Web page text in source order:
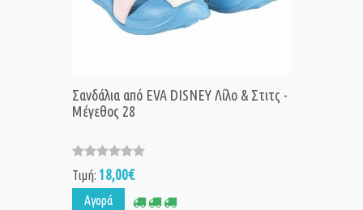
Σανδάλια από EVA DISNEY Λίλο & Στιτς -
Μέγεθος 28
Τιμή: 18,00€
Αγορά